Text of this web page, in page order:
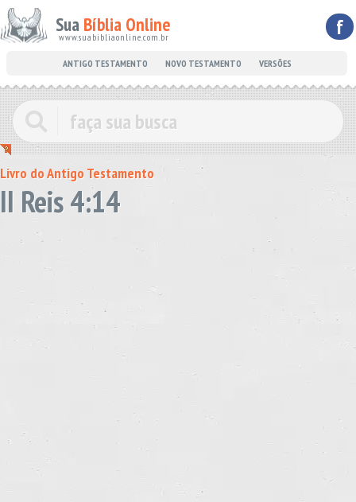
Sua Bíblia Online
www.suabibliaonline.com.br f
ANTIGO TESTAMENTO NOVO TESTAMENTO VERSÕES
Livro do Antigo Testamento
II Reis 4:14